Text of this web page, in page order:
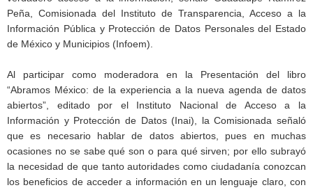
Peña, Comisionada del Instituto de Transparencia, Acceso a la
Información Pública y Protección de Datos Personales del Estado
de México y Municipios (Infoem).
Al participar como moderadora en la Presentación del libro
“Abramos México: de la experiencia a la nueva agenda de datos
abiertos”, editado por el Instituto Nacional de Acceso a la
Información y Protección de Datos (Inai), la Comisionada señaló
que es necesario hablar de datos abiertos, pues en muchas
ocasiones no se sabe qué son o para qué sirven; por ello subrayó
la necesidad de que tanto autoridades como ciudadanía conozcan
los beneficios de acceder a información en un lenguaje claro, con